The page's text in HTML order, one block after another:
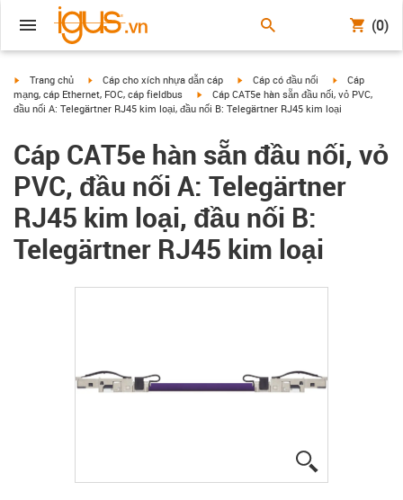
(0)
igus-icon-arrow-right
Trang chủ igus-icon-arrow-right
Cáp cho xích nhựa dẫn cáp igus-icon-arrow-right
Cáp có đầu nối igus-icon-
Cáp
mạng, cáp Ethernet, FOC, cáp fieldbus
igus-icon-arrow-right
Cáp CAT5e hàn sẵn đầu nối, vỏ PVC,
đầu nối A: Telegärtner RJ45 kim loại, đầu nối B: Telegärtner RJ45 kim loại
Cáp CAT5e hàn sẵn đầu nối, vỏ
PVC, đầu nối A: Telegärtner
RJ45 kim loại, đầu nối B:
Telegärtner RJ45 kim loại